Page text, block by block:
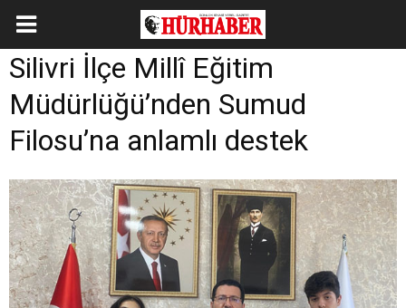
Silivri İlçe Millî Eğitim
Müdürlüğü’nden Sumud
Filosu’na anlamlı destek